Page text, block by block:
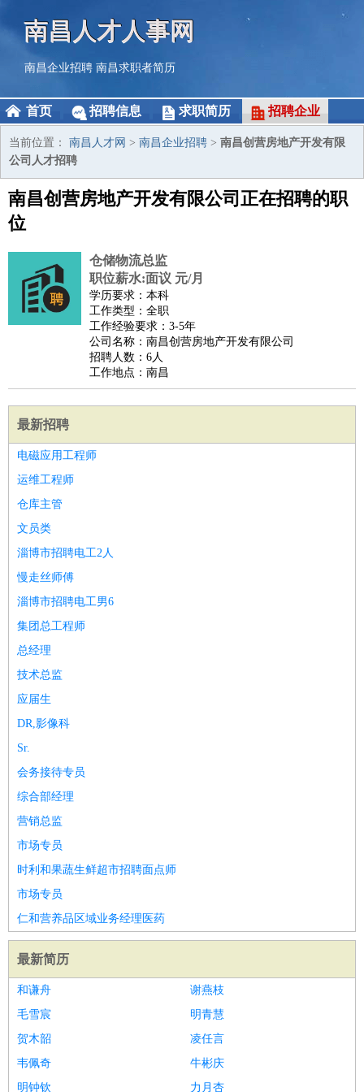
南昌人才人事网
南昌企业招聘 南昌求职者简历
首页 招聘信息 求职简历 招聘企业
当前位置： 南昌人才网 > 南昌企业招聘 > 南昌创营房地产开发有限
公司人才招聘
南昌创营房地产开发有限公司正在招聘的职
位
仓储物流总监
职位薪水:面议 元/月
学历要求：本科
工作类型：全职
工作经验要求：3-5年
公司名称：南昌创营房地产开发有限公司
招聘人数：6人
工作地点：南昌
最新招聘
电磁应用工程师
运维工程师
仓库主管
文员类
淄博市招聘电工2人
慢走丝师傅
淄博市招聘电工男6
集团总工程师
总经理
技术总监
应届生
DR,影像科
Sr.
会务接待专员
综合部经理
营销总监
市场专员
时利和果蔬生鲜超市招聘面点师
市场专员
仁和营养品区域业务经理医药
最新简历
和谦舟
谢燕枝
毛雪宸
明青慧
贺木韶
凌任言
韦佩奇
牛彬庆
明钟钦
力月杏